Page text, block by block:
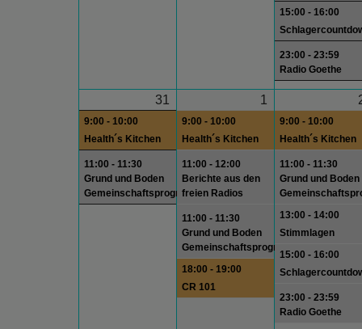
15:00 - 16:00
23:00 - 23:59
Radio Goethe
31
9:00 - 10:00
Health´s Kitchen
11:00 - 11:30
Grund und Boden
Gemeinschaftsprogramm
1
9:00 - 10:00
Health´s Kitchen
11:00 - 12:00
Berichte aus den
freien Radios
11:00 - 11:30
Grund und Boden
Gemeinschaftsprogramm
18:00 - 19:00
CR 101
9:00 - 10:00
Health´s Kitchen
11:00 - 11:30
Grund und Boden
13:00 - 14:00
Stimmlagen
15:00 - 16:00
23:00 - 23:59
Radio Goethe